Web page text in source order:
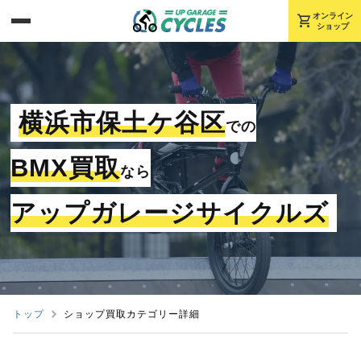
shopping_cart オンライン
ショップ
横浜市保土ケ谷区での
BMX買取なら
アップガレージサイクルズ
トップ ショップ買取カテゴリー詳細